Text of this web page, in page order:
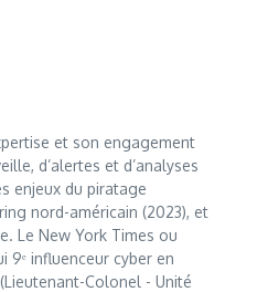
et son engagement
d’alertes et d’analyses
enjeux du piratage
nord-américain (2023), et
Le New York Times ou
9ᵉ influenceur cyber en
Colonel - Unité